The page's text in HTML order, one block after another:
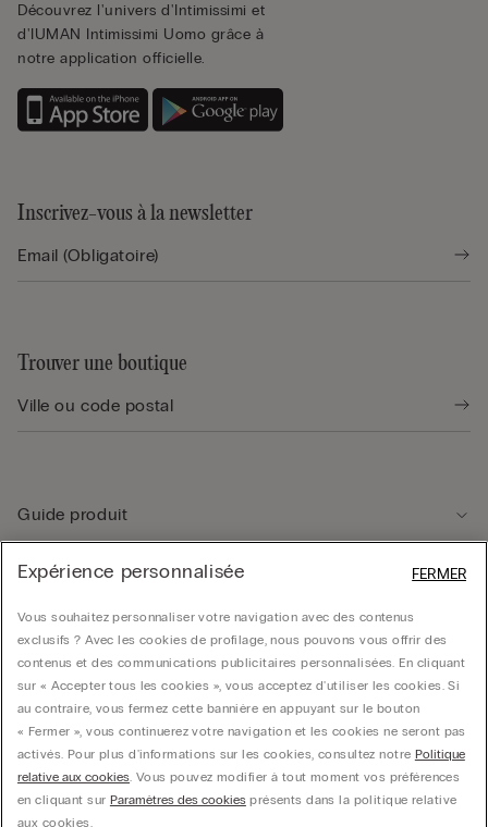
Découvrez l'univers d'Intimissimi et
d'IUMAN Intimissimi Uomo grâce à
notre application officielle.
Inscrivez-vous à la newsletter
Trouver une boutique
Guide produit
Service client
Données légales
Société
© CALZEDONIA SpA, Via Monte Baldo, 20 - 37062 - Dossobuono di Villafranca (VR) -
Expérience personnalisée
Vous souhaitez personnaliser votre navigation avec des contenus
exclusifs ? Avec les cookies de profilage, nous pouvons vous offrir des
contenus et des communications publicitaires personnalisées. En cliquant
sur « Accepter tous les cookies », vous acceptez d'utiliser les cookies. Si
au contraire, vous fermez cette bannière en appuyant sur le bouton
« Fermer », vous continuerez votre navigation et les cookies ne seront pas
activés. Pour plus d'informations sur les cookies, consultez notre Politique
relative aux cookies. Vous pouvez modifier à tout moment vos préférences
en cliquant sur Paramètres des cookiesprésents dans la politique relative
aux cookies.
FERMER